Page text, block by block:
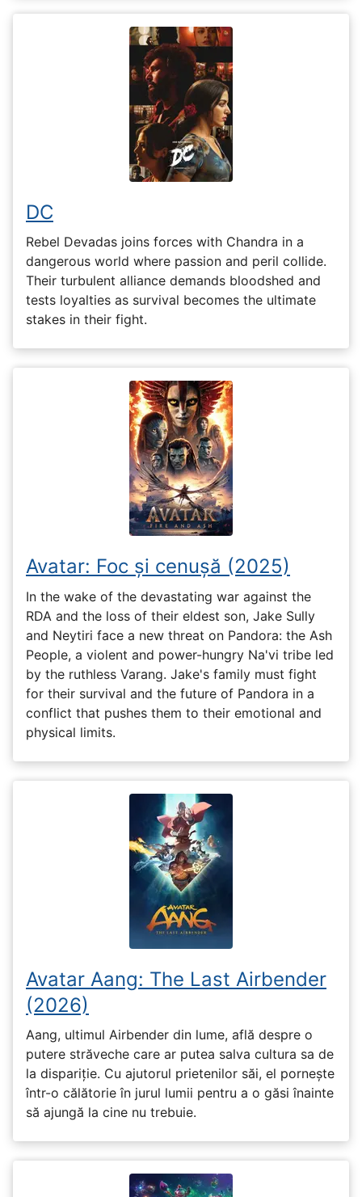
DC
Rebel Devadas joins forces with Chandra in a
dangerous world where passion and peril collide.
Their turbulent alliance demands bloodshed and
tests loyalties as survival becomes the ultimate
stakes in their fight.
Avatar: Foc și cenușă (2025)
In the wake of the devastating war against the
RDA and the loss of their eldest son, Jake Sully
and Neytiri face a new threat on Pandora: the Ash
People, a violent and power-hungry Na'vi tribe led
by the ruthless Varang. Jake's family must fight
for their survival and the future of Pandora in a
conflict that pushes them to their emotional and
physical limits.
Avatar Aang: The Last Airbender
(2026)
Aang, ultimul Airbender din lume, află despre o
putere străveche care ar putea salva cultura sa de
la dispariție. Cu ajutorul prietenilor săi, el pornește
într-o călătorie în jurul lumii pentru a o găsi înainte
să ajungă la cine nu trebuie.